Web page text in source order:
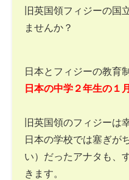
旧英国領フィジーの国
ませんか？
日本とフィジーの教育
日本の中学２年生の１
旧英国領のフィジーは
日本の学校では塞ぎが
い）だったアナタも、
きます。